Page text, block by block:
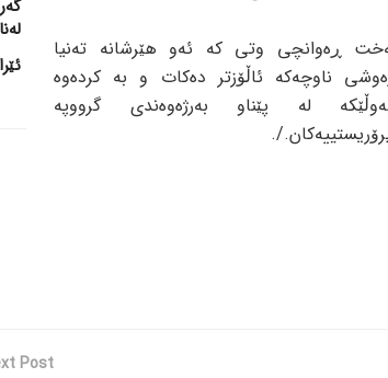
ڕەوانچی وتی کە ئەو هێرشانە تەنیا
ناوچەکە ئاڵۆزتر دەکات و بە کردەوە
لە پێناو بەرژەوەندی گرووپە
.
Post